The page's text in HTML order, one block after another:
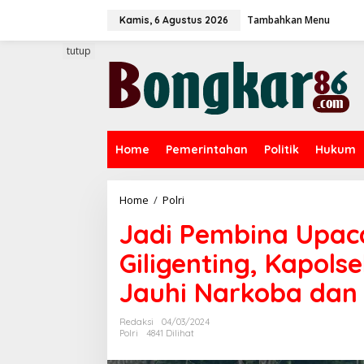
Kamis, 6 Agustus 2026 Tambahkan Menu
Home Pemerintahan Politik Hukum
tutup
Home / Polri
d
P
e
m
b
i
n
U
Jadi Pembina
Giligenting,
Jauhi Narkoba dan
Redaksi
04/03/2024
Polri
4841 Dilihat